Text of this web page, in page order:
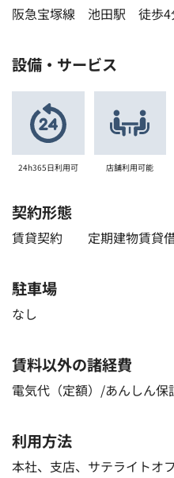
阪急宝塚線 池田駅 徒歩4
設備・サービス
24h365日利用可 店舗利用可能
契約形態
賃貸契約 定期建物賃貸
駐車場
なし
賃料以外の諸経費
電気代（定額）/あんしん保
利用方法
本社、支店、サテライトオ